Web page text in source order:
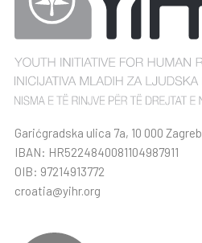
Garićgradska ulica 7a, 10 000 Zagreb
IBAN: HR5224840081104987911
OIB: 97214913772
croatia@yihr.org